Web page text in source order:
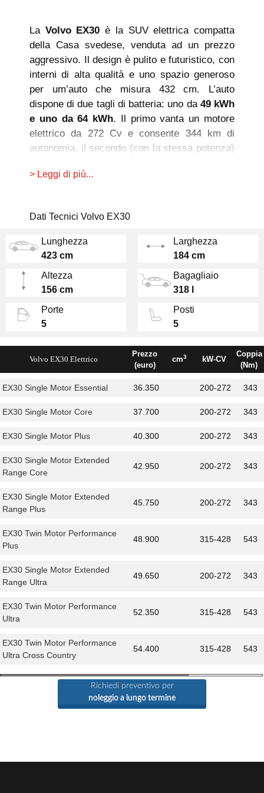
La Volvo EX30è la SUV elettrica compatta
della Casa svedese, venduta ad un prezzo
aggressivo. Il design è pulito e futuristico, con
interni di alta qualità e uno spazio generoso
per um’auto che misura 432 cm. L’auto
dispone di due tagli di batteria: uno da 49 kWh
e uno da 64 kWh. Il primo vanta un motore
elettrico da 272 Cv e consente 344 km di
autonomia, il secondo (con la stessa potenza)
due motori elettrici (uno per asse) e trazione
L’auto scatta in soli 3,6 secondi da 0 a 100
km/h e ha un’autonomia di 450 km.
Il sistema multimediale Android Automotive
integra Mappe, Spotify consente il download
delle app.
> Leggi di più...
Dati Tecnici Volvo EX30
Lunghezza
423 cm
Larghezza
184 cm
Altezza
156 cm
Bagagliaio
318 l
Porte
5
Posti
5
Volvo EX30 Elettrico
Prezzo
(euro)
cm3 kW-CV
Coppia
(Nm)
EX30 Single Motor Essential 36.350 200-272 343
EX30 Single Motor Core 37.700 200-272 343
EX30 Single Motor Plus 40.300 200-272 343
EX30 Single Motor Extended
Range Core
42.950 200-272 343
EX30 Single Motor Extended
Range Plus
45.750 200-272 343
EX30 Twin Motor Performance
Plus
48.900 315-428 543
EX30 Single Motor Extended
Range Ultra
49.650 200-272 343
EX30 Twin Motor Performance
Ultra
52.350 315-428 543
EX30 Twin Motor Performance
Ultra Cross Country
54.400 315-428 543
Richiedi preventivo per
noleggio a lungo termine